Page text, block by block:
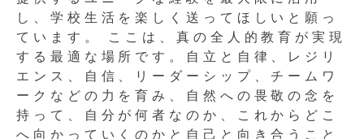
し、学校生活を楽しく送ってほしいと願っ
ています。 ここは、真の全人的教育が実現
する最適な場所です。自立と自律、レジリ
エンス、自信、リーダーシップ、チームワ
ークなどの力を育み、自然への畏敬の念を
持って、自分が何者なのか、これからどこ
へ向かっていくのかと自己と向き合うこと